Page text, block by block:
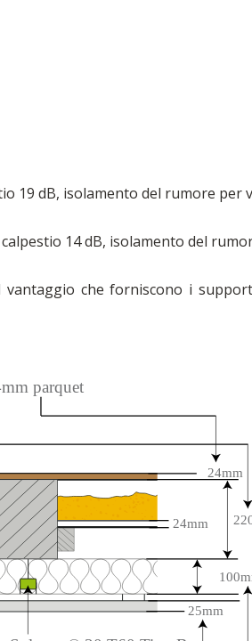
19 dB, isolamento del rumore per
14 dB, isolamento del
che forniscono i